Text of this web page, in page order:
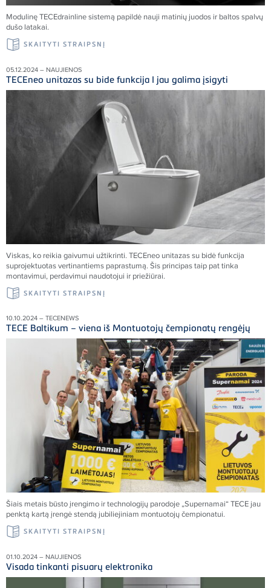
Modulinę TECEdrainline sistemą papildė nauji matinių juodos ir baltos spalvų
dušo latakai.
SKAITYTI STRAIPSNĮ
05.12.2024 – NAUJIENOS
TECEneo unitazas su bide funkcija I jau galima įsigyti
Viskas, ko reikia gaivumui užtikrinti. TECEneo unitazas su bidė funkcija
suprojektuotas vertinantiems paprastumą. Šis principas taip pat tinka
montavimui, perdavimui naudotojui ir priežiūrai.
SKAITYTI STRAIPSNĮ
10.10.2024 – TECENEWS
TECE Baltikum – viena iš Montuotojų čempionatų rengėjų
Šiais metais būsto įrengimo ir technologijų parodoje „Supernamai“ TECE jau
penktą kartą įrengė stendą jubiliejiniam montuotojų čempionatui.
SKAITYTI STRAIPSNĮ
01.10.2024 – NAUJIENOS
Visada tinkanti pisuarų elektronika